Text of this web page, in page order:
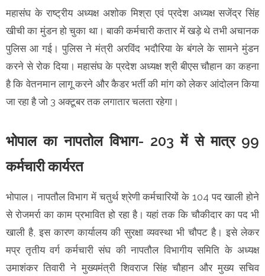
महासंघ के राष्ट्रीय अध्यक्ष अशोक मिश्रा एवं प्रदेश अध्यक्ष सजेंद्र सिंह
खीची का मुंडन हो चुका था। बाकी कर्मचारी कतार में खड़े थे तभी अचानक
पुलिस आ गई। पुलिस ने मंत्री अरविंद भदौरिया के बंगले के सामने मुंडन
करने से रोक दिया। महासंघ के प्रदेश अध्यक्ष श्री बीएस चौहान का कहना
है कि वेतनमान लागू करने और कैडर भर्ती की मांग को लेकर आंदोलन किया
जा रहा है जो 3 अक्टूबर तक लगातार चलता रहेगा।
भोपाल का नापतोल विभाग- 203 में से मात्र 99
कर्मचारी कार्यरत
भोपाल। नापतौल विभाग में चतुर्थ श्रेणी कर्मचारियों के 104 पद खाली होने
से रोजमर्रा का काम प्रभावित हो रहा है। यहां तक कि चौकीदार का पद भी
खाली है, इस कारण कार्यालय की सुरक्षा व्यवस्था भी चौपट है। इसे लेकर
मप्र तृतीय वर्ग कर्मचारी संघ की नापतौल विभागीय समिति के अध्यक्ष
उमाशंकर तिवारी ने मुख्यमंत्री शिवराज सिंह चौहान और मुख्य सचिव